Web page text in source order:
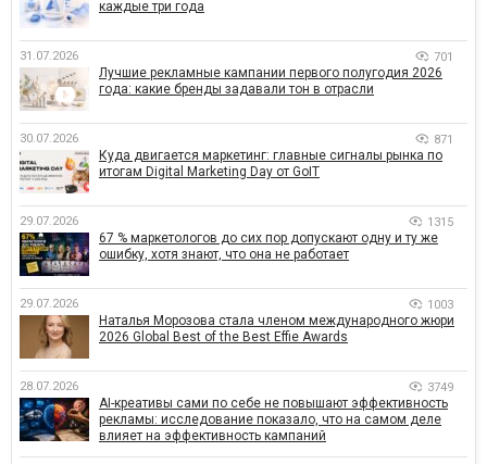
каждые три года
31.07.2026 701
Лучшие рекламные кампании первого полугодия 2026
года: какие бренды задавали тон в отрасли
30.07.2026 871
Куда двигается маркетинг: главные сигналы рынка по
итогам Digital Marketing Day от GoIT
29.07.2026 1315
67 % маркетологов до сих пор допускают одну и ту же
ошибку, хотя знают, что она не работает
29.07.2026 1003
Наталья Морозова стала членом международного жюри
2026 Global Best of the Best Effie Awards
28.07.2026 3749
AI-креативы сами по себе не повышают эффективность
рекламы: исследование показало, что на самом деле
влияет на эффективность кампаний